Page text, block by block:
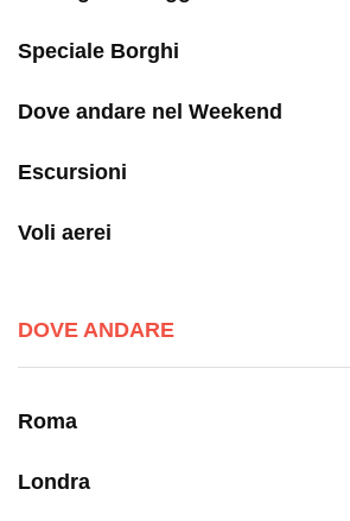
Speciale Borghi
Dove andare nel Weekend
Escursioni
Voli aerei
DOVE ANDARE
Roma
Londra